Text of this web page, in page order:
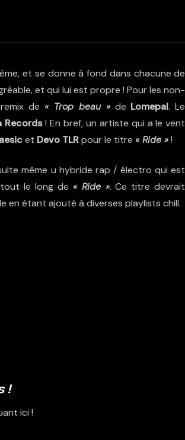
et se donne à fond dans chacune de
et qui lui est propre ! Pour les non-
de « Trop beau »de Lomepal. Le
Records! En bref, un artiste qui a le vent
et Devo TLRpour le titre « Ride »!
même u hybride rap / électro qui est
le long de « Ride ». Ce titre devrait
en étant ajouté à diverses playlists chill.
!
ici !